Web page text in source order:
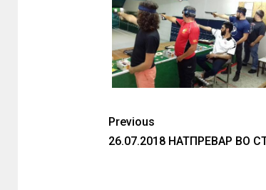
Previous
26.07.2018 НАТПРЕВАР ВО